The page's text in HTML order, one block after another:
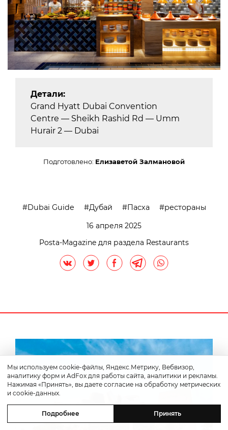
Детали:
Grand Hyatt Dubai Convention
Centre — Sheikh Rashid Rd — Umm
Hurair 2 — Dubai
Подготовлено: Елизаветой Залмановой
Dubai Guide Дубай Пасха
рестораны
16 апреля 2025
Posta-Magazine для раздела Restaurants
Мы используем cookie-файлы, Яндекс.Метрику, Вебвизор,
аналитику форм и AdFox для работы сайта, аналитики и рекламы.
Нажимая «Принять», вы даете согласие на обработку метрических
и cookie-данных.
Подробнее Принять